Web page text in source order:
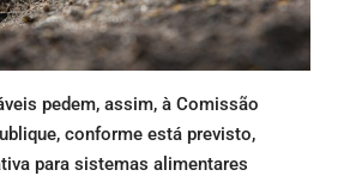
pedem, assim, à Comissão
conforme está previsto,
para sistemas alimentares